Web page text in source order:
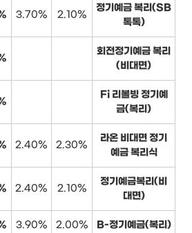
3.70% 2.10%
정기예금 복리(SB
톡톡)
회전정기예금 복리
(비대면)
Fi 리볼빙 정기예
금(복리)
2.40% 2.30%
라온 비대면 정기
예금 복리식
2.40% 2.10%
정기예금복리(비
대면)
3.90% 2.00% B-정기예금(복리)